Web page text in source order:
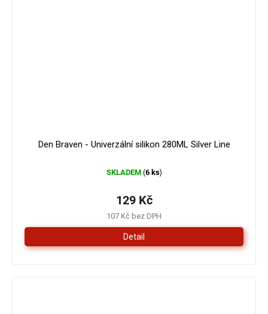
Den Braven - Univerzální silikon 280ML Silver Line
SKLADEM (6 ks)
107 Kč bez DPH
129 Kč
Detail